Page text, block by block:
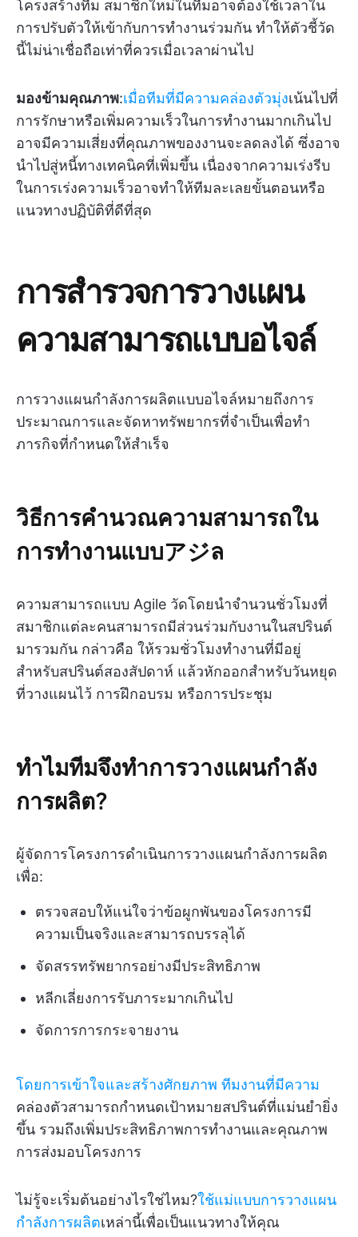
โครงสร้างทีม สมาชิกใหม่ในทีมอาจต้องใช้เวลาใน
การปรับตัวให้เข้ากับการทำงานร่วมกัน ทำให้ตัวชี้วัด
นี้ไม่น่าเชื่อถือเท่าที่ควรเมื่อเวลาผ่านไป
มองข้ามคุณภาพ:เมื่อทีมที่มีความคล่องตัวมุ่งเน้นไปที่
การรักษาหรือเพิ่มความเร็วในการทำงานมากเกินไป
อาจมีความเสี่ยงที่คุณภาพของงานจะลดลงได้ ซึ่งอาจ
นำไปสู่หนี้ทางเทคนิคที่เพิ่มขึ้น เนื่องจากความเร่งรีบ
ในการเร่งความเร็วอาจทำให้ทีมละเลยขั้นตอนหรือ
แนวทางปฏิบัติที่ดีที่สุด
การสำรวจการวางแผน
ความสามารถแบบอไจล์
การวางแผนกำลังการผลิตแบบอไจล์หมายถึงการ
ประมาณการและจัดหาทรัพยากรที่จำเป็นเพื่อทำ
ภารกิจที่กำหนดให้สำเร็จ
วิธีการคำนวณความสามารถใน
การทำงานแบบアジล
ความสามารถแบบ Agile วัดโดยนำจำนวนชั่วโมงที่
สมาชิกแต่ละคนสามารถมีส่วนร่วมกับงานในสปรินต์
มารวมกัน กล่าวคือ ให้รวมชั่วโมงทำงานที่มีอยู่
สำหรับสปรินต์สองสัปดาห์ แล้วหักออกสำหรับวันหยุด
ที่วางแผนไว้ การฝึกอบรม หรือการประชุม
ทำไมทีมจึงทำการวางแผนกำลัง
การผลิต?
ผู้จัดการโครงการดำเนินการวางแผนกำลังการผลิต
เพื่อ:
ตรวจสอบให้แน่ใจว่าข้อผูกพันของโครงการมี
ความเป็นจริงและสามารถบรรลุได้
จัดสรรทรัพยากรอย่างมีประสิทธิภาพ
หลีกเลี่ยงการรับภาระมากเกินไป
จัดการการกระจายงาน
โดยการเข้าใจและสร้างศักยภาพ ทีมงานที่มีความ
คล่องตัวสามารถกำหนดเป้าหมายสปรินต์ที่แม่นยำยิ่ง
ขึ้น รวมถึงเพิ่มประสิทธิภาพการทำงานและคุณภาพ
การส่งมอบโครงการ
ไม่รู้จะเริ่มต้นอย่างไรใช่ไหม?ใช้แม่แบบการวางแผน
กำลังการผลิตเหล่านี้เพื่อเป็นแนวทางให้คุณ